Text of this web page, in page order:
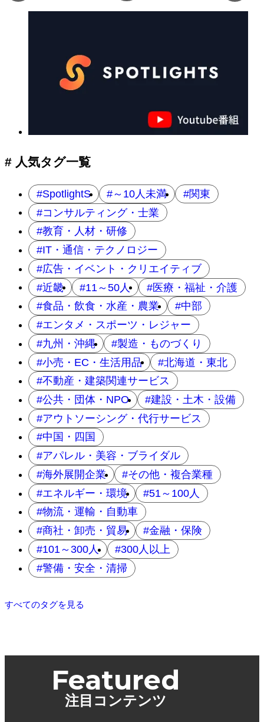
ン
# 人気タグ一覧
SpotlightS ～10人未満
関東
コンサルティング・士業
教育・人材・研修
IT・通信・テクノロジー
広告・イベント・クリエイティブ
近畿
11～50人
医療・福祉・介護
食品・飲食・水産・農業
中部
エンタメ・スポーツ・レジャー
九州・沖縄
製造・ものづくり
小売・EC・生活用品
北海道・東北
不動産・建築関連サービス
公共・団体・NPO
建設・土木・設備
アウトソーシング・代行サービス
中国・四国
アパレル・美容・ブライダル
海外展開企業
その他・複合業種
エネルギー・環境
51～100人
物流・運輸・自動車
商社・卸売・貿易
金融・保険
101～300人
300人以上
警備・安全・清掃
すべてのタグを見る
Featured
注目コンテンツ